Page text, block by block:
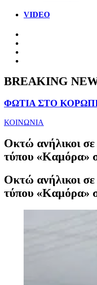
VIDEO
BREAKING
ΦΩΤΙΑ ΣΤΟ
ΚΟΙΝΩΝΙΑ
Οκτώ ανήλικοι
τύπου «Καμόρα»
Οκτώ ανήλικοι
τύπου «Καμόρα»